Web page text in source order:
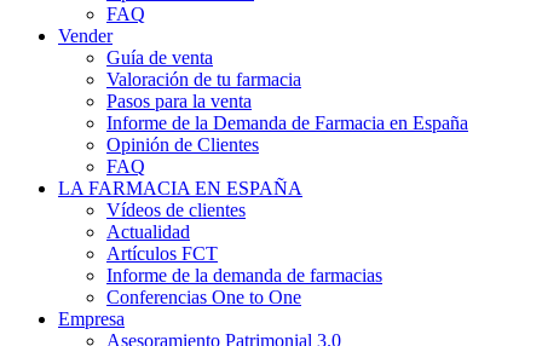
FAQ
Vender
Guía de venta
Valoración de tu farmacia
Pasos para la venta
Informe de la Demanda de Farmacia en España
Opinión de Clientes
FAQ
LA FARMACIA EN ESPAÑA
Vídeos de clientes
Actualidad
Artículos FCT
Informe de la demanda de farmacias
Conferencias One to One
Empresa
Asesoramiento Patrimonial 3.0